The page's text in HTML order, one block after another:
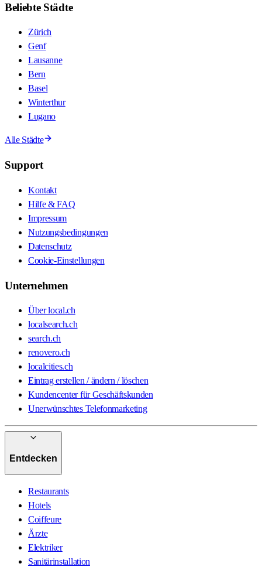
Beliebte Städte
Zürich
Genf
Lausanne
Bern
Basel
Winterthur
Lugano
Alle Städte
Support
Kontakt
Hilfe & FAQ
Impressum
Nutzungsbedingungen
Datenschutz
Cookie-Einstellungen
Unternehmen
Über local.ch
localsearch.ch
search.ch
renovero.ch
localcities.ch
Eintrag erstellen / ändern / löschen
Kundencenter für Geschäftskunden
Unerwünschtes Telefonmarketing
Entdecken
Restaurants
Hotels
Coiffeure
Ärzte
Elektriker
Sanitärinstallation